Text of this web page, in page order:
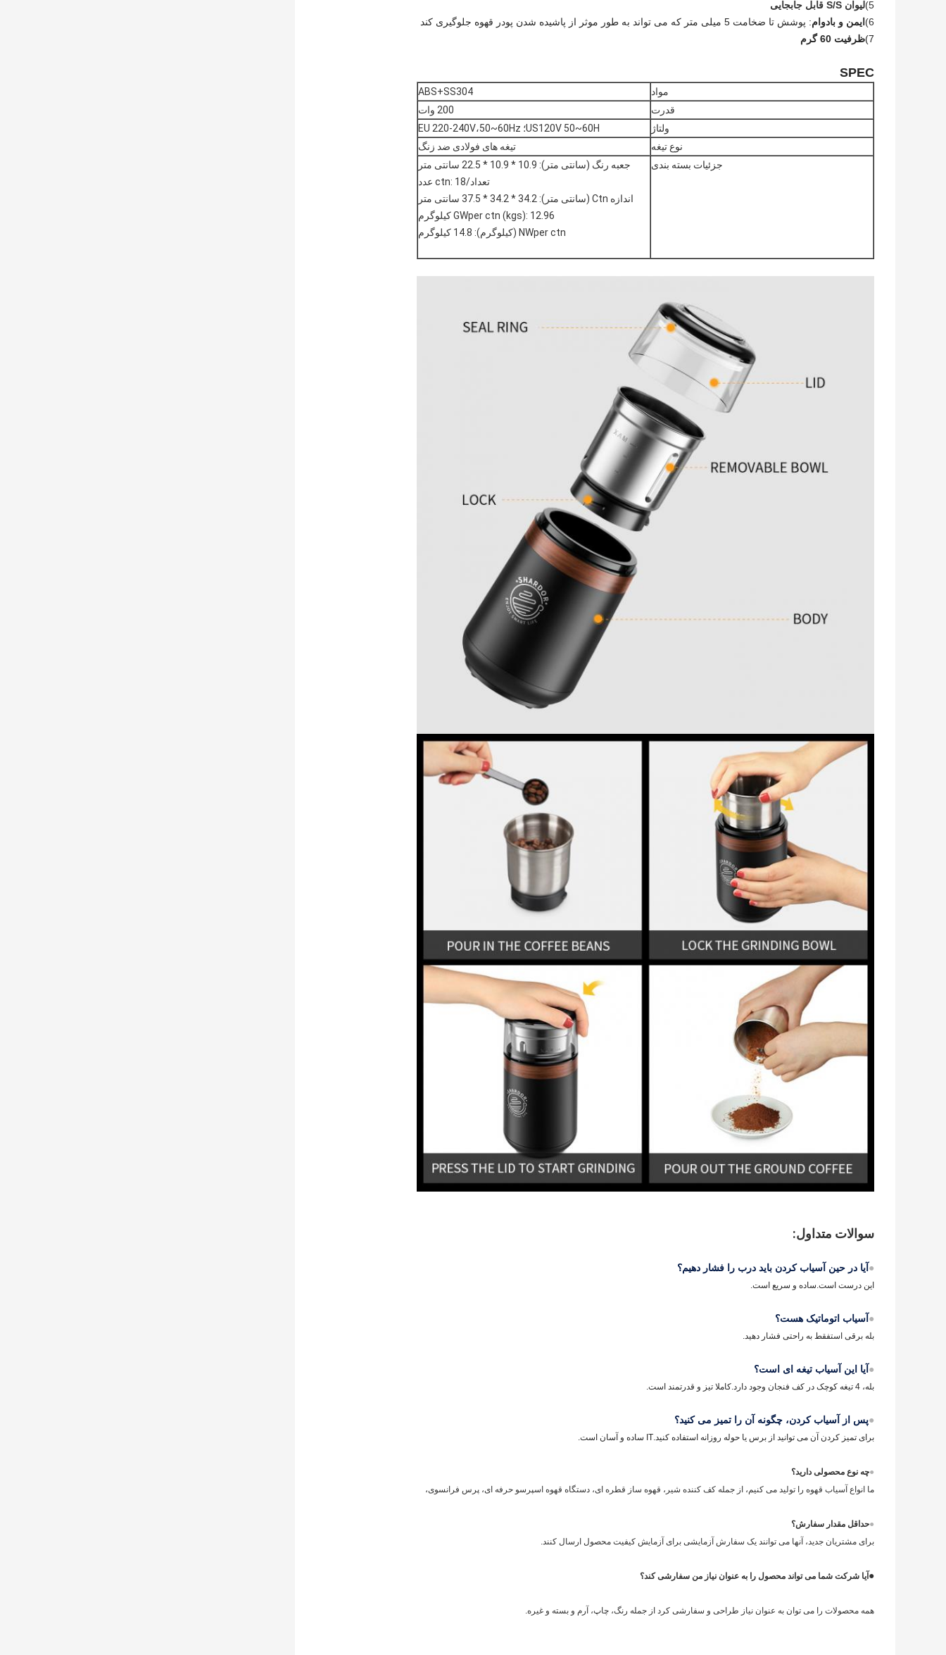
5) لیوان S/S قابل جابجایی
6) ایمن و بادوام: پوشش تا ضخامت 5 میلی متر که می تواند به طور موثر از پاشیده شدن پودر قهوه جلوگیری کند
7) ظرفیت 60 گرم
SPEC
مواد
ABS+SS304
قدرت
200 وات
ولتاژ
US120V 50~60H؛ EU 220-240V،50~60Hz
نوع تیغه
تیغه های فولادی ضد زنگ
جزئیات بسته بندی
جعبه رنگ (سانتی متر): 10.9 * 10.9 * 22.5 سانتی متر
تعداد/ctn: 18 عدد
اندازه Ctn (سانتی متر): 34.2 * 34.2 * 37.5 سانتی متر
GWper ctn (kgs): 12.96 کیلوگرم
NWper ctn (کیلوگرم): 14.8 کیلوگرم
سوالات متداول:
● آیا در حین آسیاب کردن باید درب را فشار دهیم؟
این درست است.ساده و سریع است.
● آسیاب اتوماتیک هست؟
بله برقی استفقط به راحتی فشار دهید.
● آیا این آسیاب تیغه ای است؟
بله، 4 تیغه کوچک در کف فنجان وجود دارد.کاملا تیز و قدرتمند است.
●پس از آسیاب کردن، چگونه آن را تمیز می کنید؟
برای تمیز کردن آن می توانید از برس یا حوله روزانه استفاده کنید.IT ساده و آسان است.
●چه نوع محصولی دارید؟
ما انواع آسیاب قهوه را تولید می کنیم، از جمله کف کننده شیر، قهوه ساز قطره ای، دستگاه قهوه اسپرسو حرفه ای، پرس فرانسوی،
●حداقل مقدار سفارش؟
برای مشتریان جدید، آنها می توانند یک سفارش آزمایشی برای آزمایش کیفیت محصول ارسال کنند.
● آیا شرکت شما می تواند محصول را به عنوان نیاز من سفارشی کند؟
همه محصولات را می توان به عنوان نیاز طراحی و سفارشی کرد از جمله رنگ، چاپ، آرم و بسته و غیره.